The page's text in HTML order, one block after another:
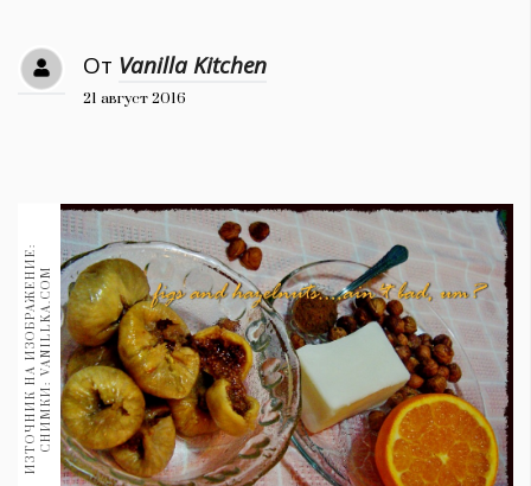
Дизайн
Книги
30+ 1970
Гурме 1710
Пътувай
237
Здраве 389
От Vanilla Kitchen
21 август 2016
И
З
Т
О
Ч
Н
И
К
Н
А
И
З
О
Б
Р
А
Ж
Е
Н
И
Е
:
С
Н
И
М
К
И
:
V
A
N
I
L
L
K
A
.
C
OM